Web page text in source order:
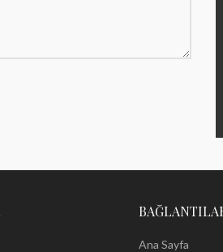
Ana Sayfa